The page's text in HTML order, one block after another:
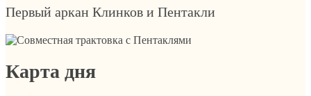
Первый аркан Клинков и Пентакли
Карта дня